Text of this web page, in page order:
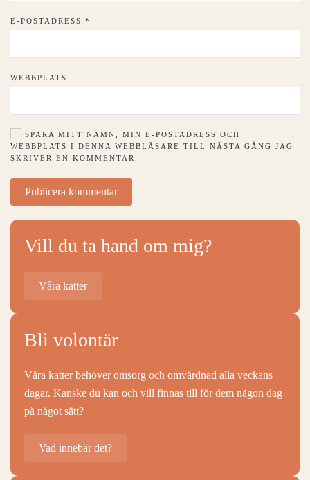
E-POSTADRESS *
WEBBPLATS
SPARA MITT NAMN, MIN E-POSTADRESS OCH
WEBBPLATS I DENNA WEBBLÄSARE TILL NÄSTA GÅNG JAG
SKRIVER EN KOMMENTAR.
Publicera kommentar
Vill du ta hand om mig?
Våra katter
Bli volontär
Våra katter behöver omsorg och omvårdnad alla veckans
dagar. Kanske du kan och vill finnas till för dem någon dag
på något sätt?
Vad innebär det?